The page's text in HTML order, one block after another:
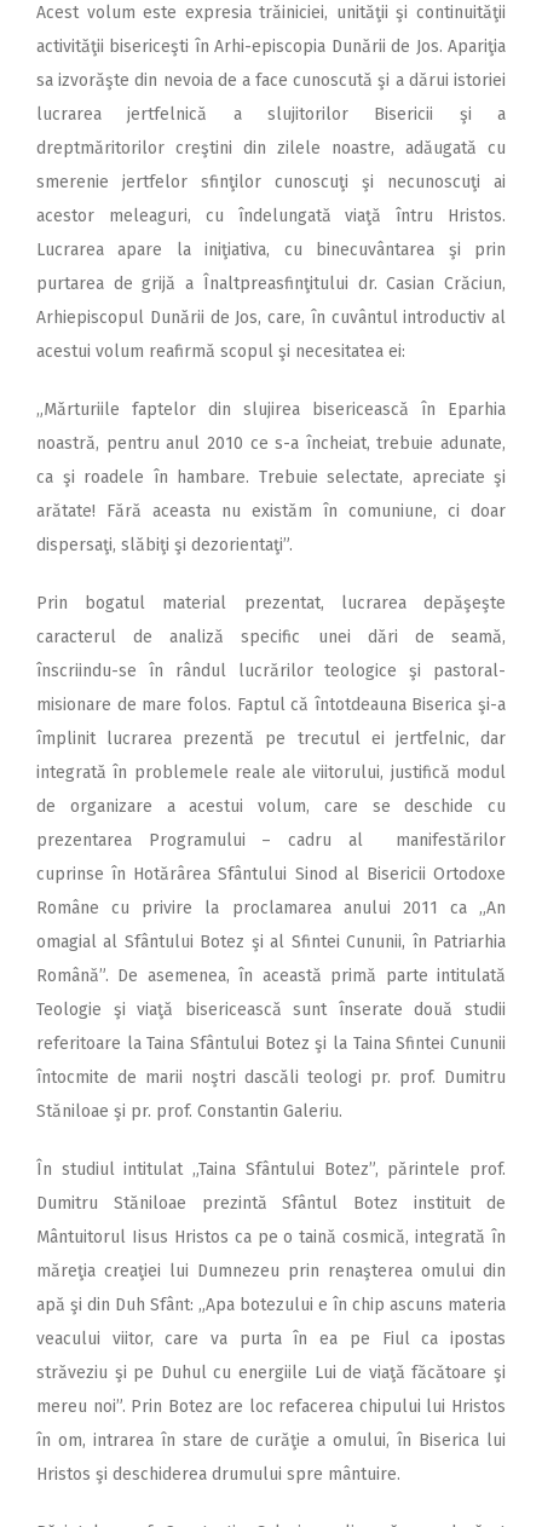
Acest volum este expresia trăiniciei, unităţii şi continuităţii
activităţii bisericeşti în Arhi-episcopia Dunării de Jos. Apariţia
sa izvorăşte din nevoia de a face cunoscută şi a dărui istoriei
lucrarea jertfelnică a slujitorilor Bisericii şi a
dreptmăritorilor creştini din zilele noastre, adăugată cu
smerenie jertfelor sfinţilor cunoscuţi şi necunoscuţi ai
acestor meleaguri, cu îndelungată viaţă întru Hristos.
Lucrarea apare la iniţiativa, cu binecuvântarea şi prin
purtarea de grijă a Înaltpreasfinţitului dr. Casian Crăciun,
Arhiepiscopul Dunării de Jos, care, în cuvântul introductiv al
acestui volum reafirmă scopul şi necesitatea ei:
„Mărturiile faptelor din slujirea bisericească în Eparhia
noastră, pentru anul 2010 ce s-a încheiat, trebuie adunate,
ca şi roadele în hambare. Trebuie selectate, apreciate şi
arătate! Fără aceasta nu existăm în comuniune, ci doar
dispersaţi, slăbiţi şi dezorientaţi”.
Prin bogatul material prezentat, lucrarea depăşeşte
caracterul de analiză specific unei dări de seamă,
înscriindu-se în rândul lucrărilor teologice şi pastoral-
misionare de mare folos. Faptul că întotdeauna Biserica şi-a
împlinit lucrarea prezentă pe trecutul ei jertfelnic, dar
integrată în problemele reale ale viitorului, justifică modul
de organizare a acestui volum, care se deschide cu
prezentarea Programului – cadru al manifestărilor
cuprinse în Hotărârea Sfântului Sinod al Bisericii Ortodoxe
Române cu privire la proclamarea anului 2011 ca „An
omagial al Sfântului Botez şi al Sfintei Cununii, în Patriarhia
Română”. De asemenea, în această primă parte intitulată
Teologie şi viaţă bisericească sunt înserate două studii
referitoare la Taina Sfântului Botez şi la Taina Sfintei Cununii
întocmite de marii noştri dascăli teologi pr. prof. Dumitru
Stăniloae şi pr. prof. Constantin Galeriu.
În studiul intitulat „Taina Sfântului Botez”, părintele prof.
Dumitru Stăniloae prezintă Sfântul Botez instituit de
Mântuitorul Iisus Hristos ca pe o taină cosmică, integrată în
măreţia creaţiei lui Dumnezeu prin renaşterea omului din
apă şi din Duh Sfânt: „Apa botezului e în chip ascuns materia
veacului viitor, care va purta în ea pe Fiul ca ipostas
străveziu şi pe Duhul cu energiile Lui de viaţă făcătoare şi
mereu noi”. Prin Botez are loc refacerea chipului lui Hristos
în om, intrarea în stare de curăţie a omului, în Biserica lui
Hristos şi deschiderea drumului spre mântuire.